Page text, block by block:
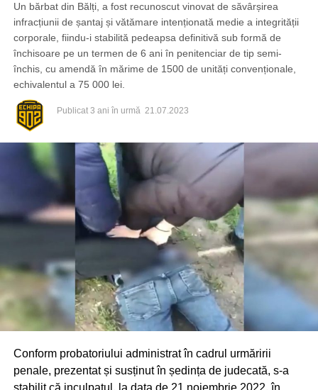
Un bărbat din Bălți, a fost recunoscut vinovat de săvârșirea
infracțiunii de șantaj și vătămare intenționată medie a integrității
corporale, fiindu-i stabilită pedeapsa definitivă sub formă de
închisoare pe un termen de 6 ani în penitenciar de tip semi-
închis, cu amendă în mărime de 1500 de unități convenționale,
echivalentul a 75 000 lei.
Publicat 3 ani în urmă 21.07.2023
Conform probatoriului administrat în cadrul urmăririi
penale, prezentat și susținut în ședința de judecată, s-a
stabilit că inculpatul, la data de 21 noiembrie 2022, în